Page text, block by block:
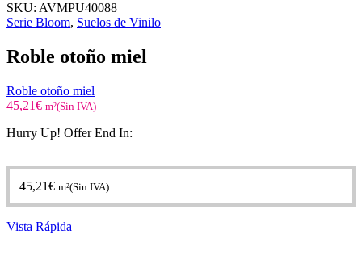
SKU: AVMPU40088
Serie Bloom, Suelos de Vinilo
Roble otoño miel
Roble otoño miel
45,21€ m²(Sin IVA)
Hurry Up! Offer End In:
45,21€ m²(Sin IVA)
Vista Rápida